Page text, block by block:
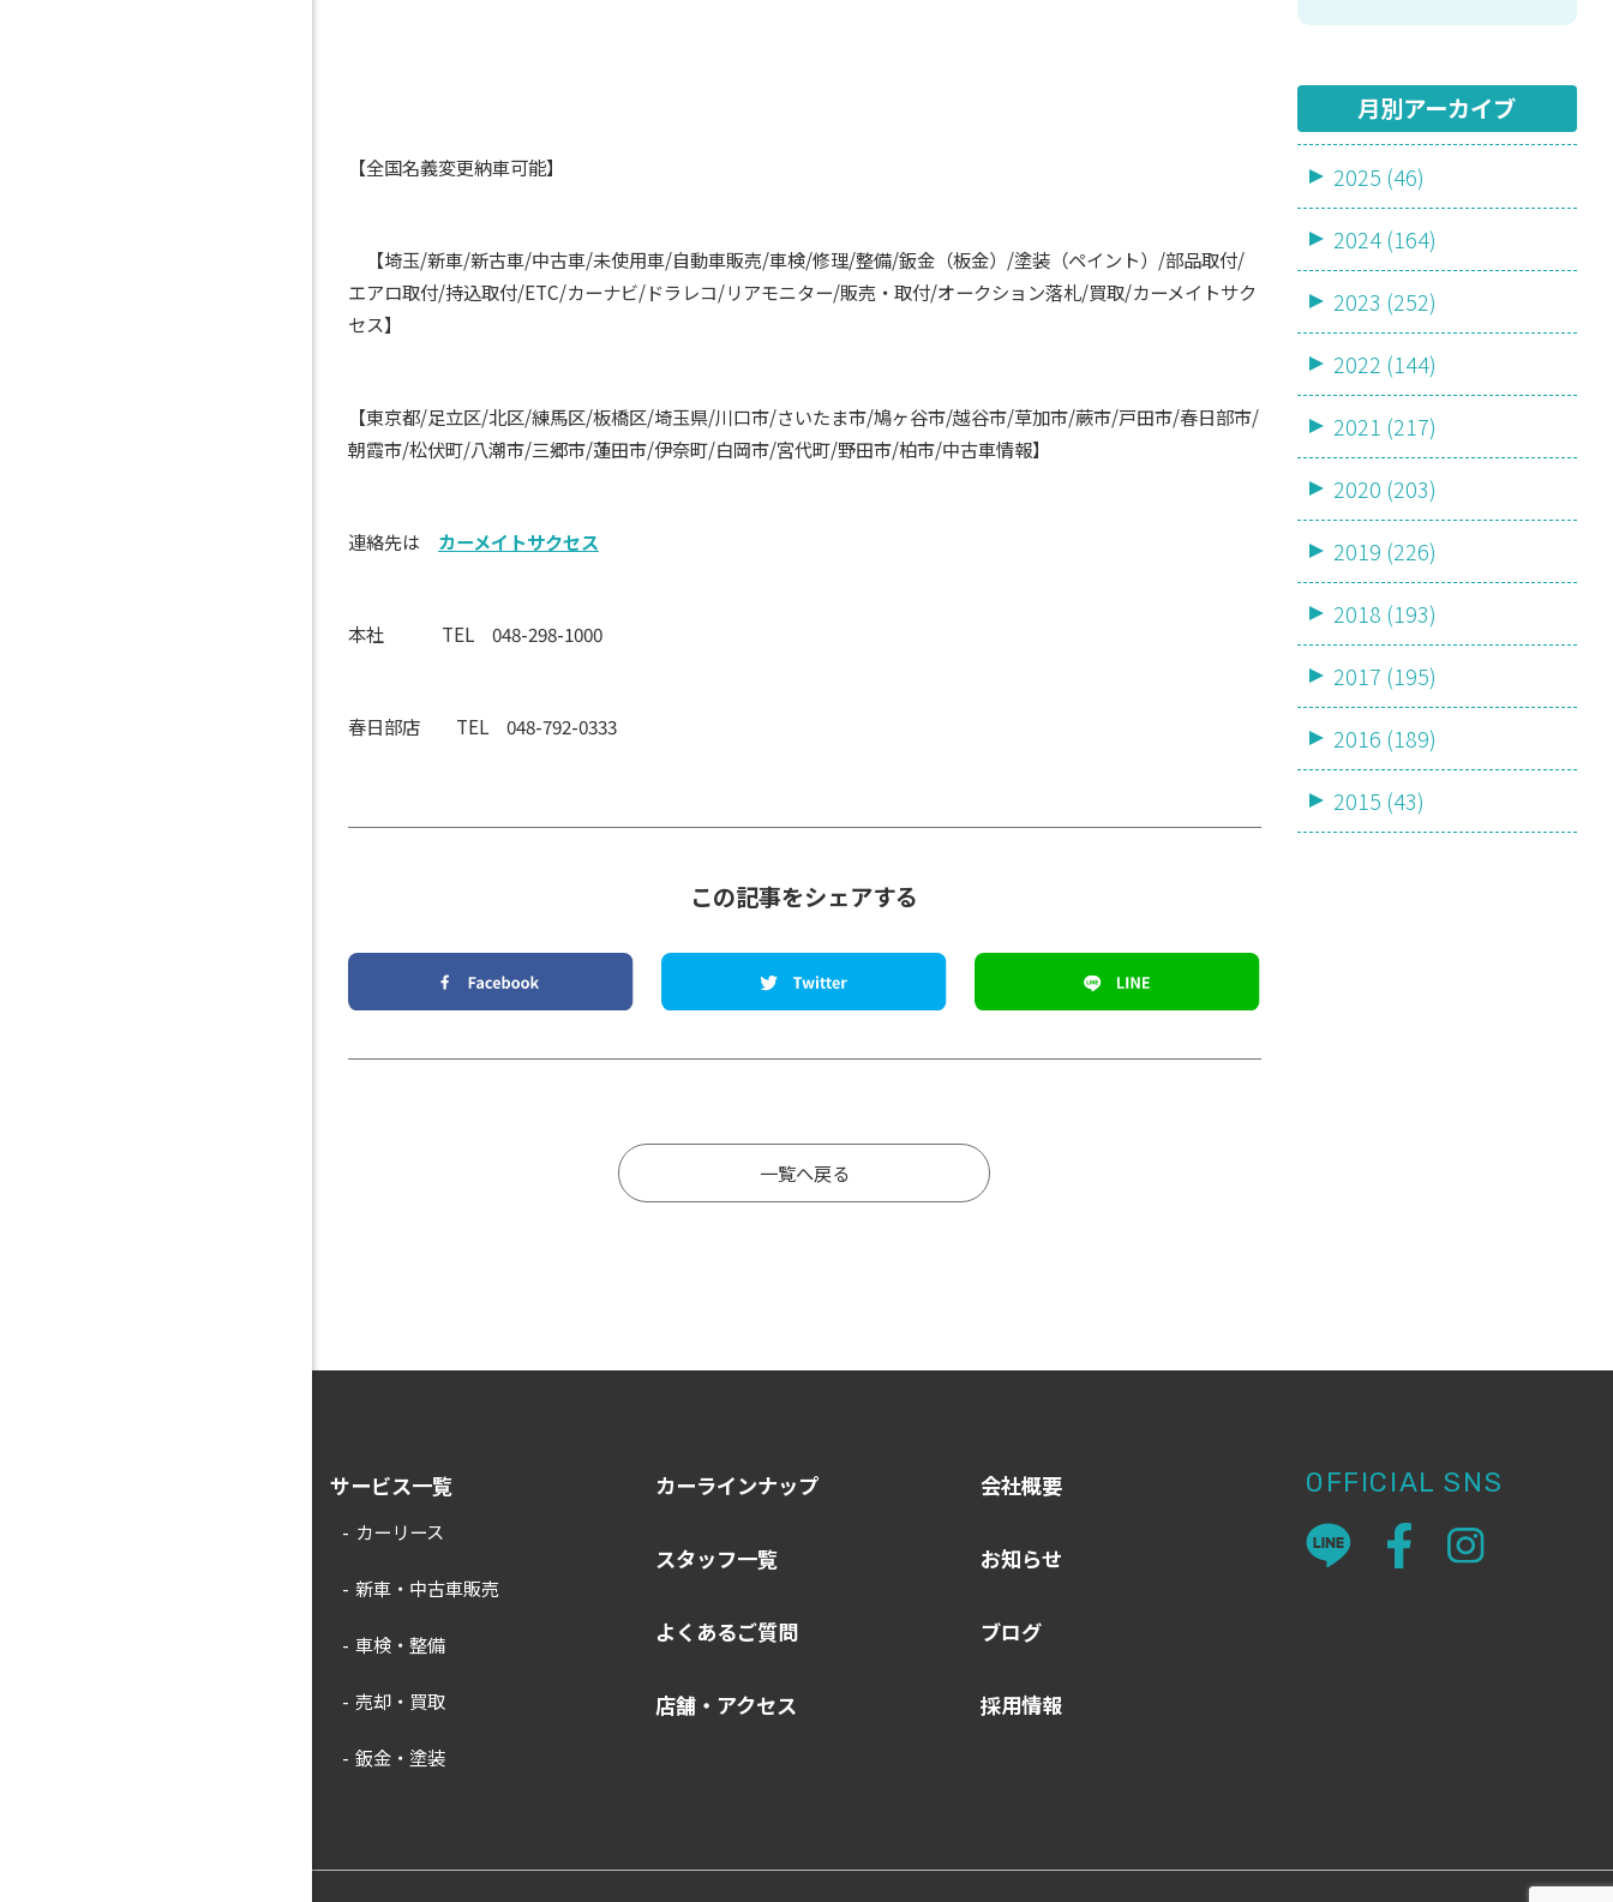
【全国名義変更納車可能】
【埼玉/新車/新古車/中古車/未使用車/自動車販売/車検/修理/整備/鈑金（板金）/塗装（ペイント）/部品取付/
エアロ取付/持込取付/ETC/カーナビ/ドラレコ/リアモニター/販売・取付/オークション落札/買取/カーメイトサク
セス】
【東京都/足立区/北区/練馬区/板橋区/埼玉県/川口市/さいたま市/鳩ヶ谷市/越谷市/草加市/蕨市/戸田市/春日部市/
朝霞市/松伏町/八潮市/三郷市/蓮田市/伊奈町/白岡市/宮代町/野田市/柏市/中古車情報】
連絡先は カーメイトサクセス
本社 TEL 048-298-1000
春日部店 TEL 048-792-0333
この記事をシェアする
一覧へ戻る
月別アーカイブ
2025 (46)
2024 (164)
2023 (252)
2022 (144)
2021 (217)
2020 (203)
2019 (226)
2018 (193)
2017 (195)
2016 (189)
2015 (43)
サービス一覧
カーリース
新車・中古車販売
車検・整備
売却・買取
鈑金・塗装
カーラインナップ
スタッフ一覧
よくあるご質問
店舗・アクセス
会社概要
お知らせ
ブログ
採用情報
OFFICIAL SNS